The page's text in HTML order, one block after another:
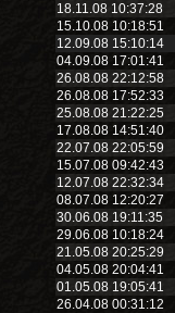
18.11.08 10:37:28
15.10.08 10:18:51
12.09.08 15:10:14
04.09.08 17:01:41
26.08.08 22:12:58
26.08.08 17:52:33
25.08.08 21:22:25
17.08.08 14:51:40
22.07.08 22:05:59
15.07.08 09:42:43
12.07.08 22:32:34
08.07.08 12:20:27
30.06.08 19:11:35
29.06.08 10:18:24
21.05.08 20:25:29
04.05.08 20:04:41
01.05.08 19:05:41
26.04.08 00:31:12